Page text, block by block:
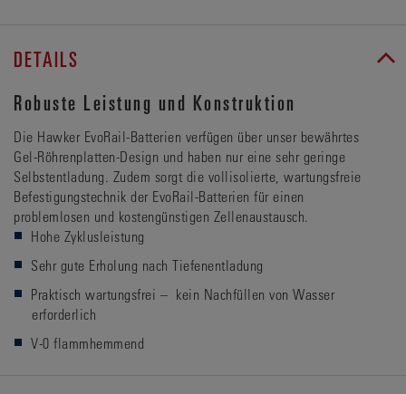
DETAILS
Robuste Leistung und Konstruktion
Die Hawker EvoRail-Batterien verfügen über unser bewährtes
Gel-Röhrenplatten-Design und haben nur eine sehr geringe
Selbstentladung. Zudem sorgt die vollisolierte, wartungsfreie
Befestigungstechnik der EvoRail-Batterien für einen
problemlosen und kostengünstigen Zellenaustausch.
Hohe Zyklusleistung
Sehr gute Erholung nach Tiefenentladung
Praktisch wartungsfrei – kein Nachfüllen von Wasser
erforderlich
V-0 flammhemmend